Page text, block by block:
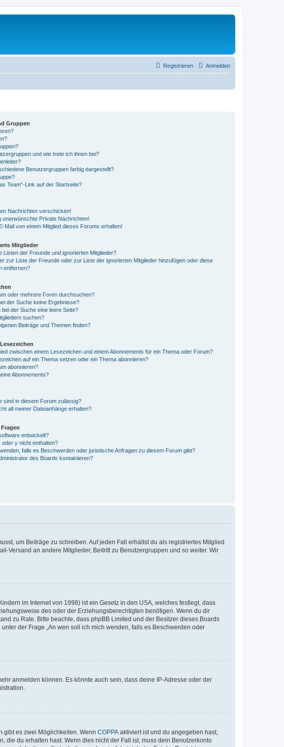
Anmelden
Registrieren
Gruppen
und wie trete ich ihnen bei?
Benutzergruppen farbig dargestellt?
Team“-Link auf der Startseite?
Nachrichten verschicken!
unerwünschte Private Nachrichten!
Mail von einem Mitglied dieses Forums erhalten!
Mitglieder
Listen der Freunde und ignorierten Mitglieder?
zur Liste der Freunde oder zur Liste der ignorierten Mitglieder hinzufügen oder diese
entfernen?
oder mehrere Foren durchsuchen?
der Suche keine Ergebnisse?
der Suche eine leere Seite?
suchen?
Beiträge und Themen finden?
zwischen einem Lesezeichen und einem Abonnements für ein Thema oder Forum?
auf ein Thema setzen oder ein Thema abonnieren?
abonnieren?
Abonnements?
sind in diesem Forum zulässig?
all meiner Dateianhänge erhalten?
entwickelt?
y nicht enthalten?
falls es Beschwerden oder juristische Anfragen zu diesem Forum gibt?
des Boards kontaktieren?
um Beiträge zu schreiben. Auf jeden Fall erhältst du als registriertes Mitglied
Versand an andere Mitglieder, Beitritt zu Benutzergruppen und so weiter. Wir
im Internet von 1998) ist ein Gesetz in den USA, welches festlegt, dass
des oder der Erziehungsberechtigten benötigen. Wenn du dir
zu Rate. Bitte beachte, dass phpBB Limited und der Besitzer dieses Boards
der Frage „An wen soll ich mich wenden, falls es Beschwerden oder
anmelden können. Es könnte auch sein, dass deine IP-Adresse oder der
gibt es zwei Möglichkeiten. Wenn COPPA aktiviert ist und du angegeben hast,
die du erhalten hast. Wenn dies nicht der Fall ist, muss dein Benutzerkonto